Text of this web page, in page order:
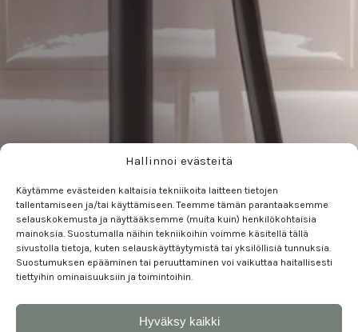
Hallinnoi evästeitä
Käytämme evästeiden kaltaisia tekniikoita laitteen tietojen
tallentamiseen ja/tai käyttämiseen. Teemme tämän parantaaksemme
selauskokemusta ja näyttääksemme (muita kuin) henkilökohtaisia
mainoksia. Suostumalla näihin tekniikoihin voimme käsitellä tällä
sivustolla tietoja, kuten selauskäyttäytymistä tai yksilöllisiä tunnuksia.
Suostumuksen epääminen tai peruuttaminen voi vaikuttaa haitallisesti
tiettyihin ominaisuuksiin ja toimintoihin.
Hyväksy kaikki
90 m², Latokartano, Espoo
Kylpyhuoneremontti,Saunaremontti